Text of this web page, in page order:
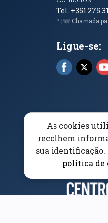
Tel. +351 275
℡|☏ Chamada
Ligue-se:
Facebook
X
Acessibilidade
As cookies
recolhem
sua identificação.
política de